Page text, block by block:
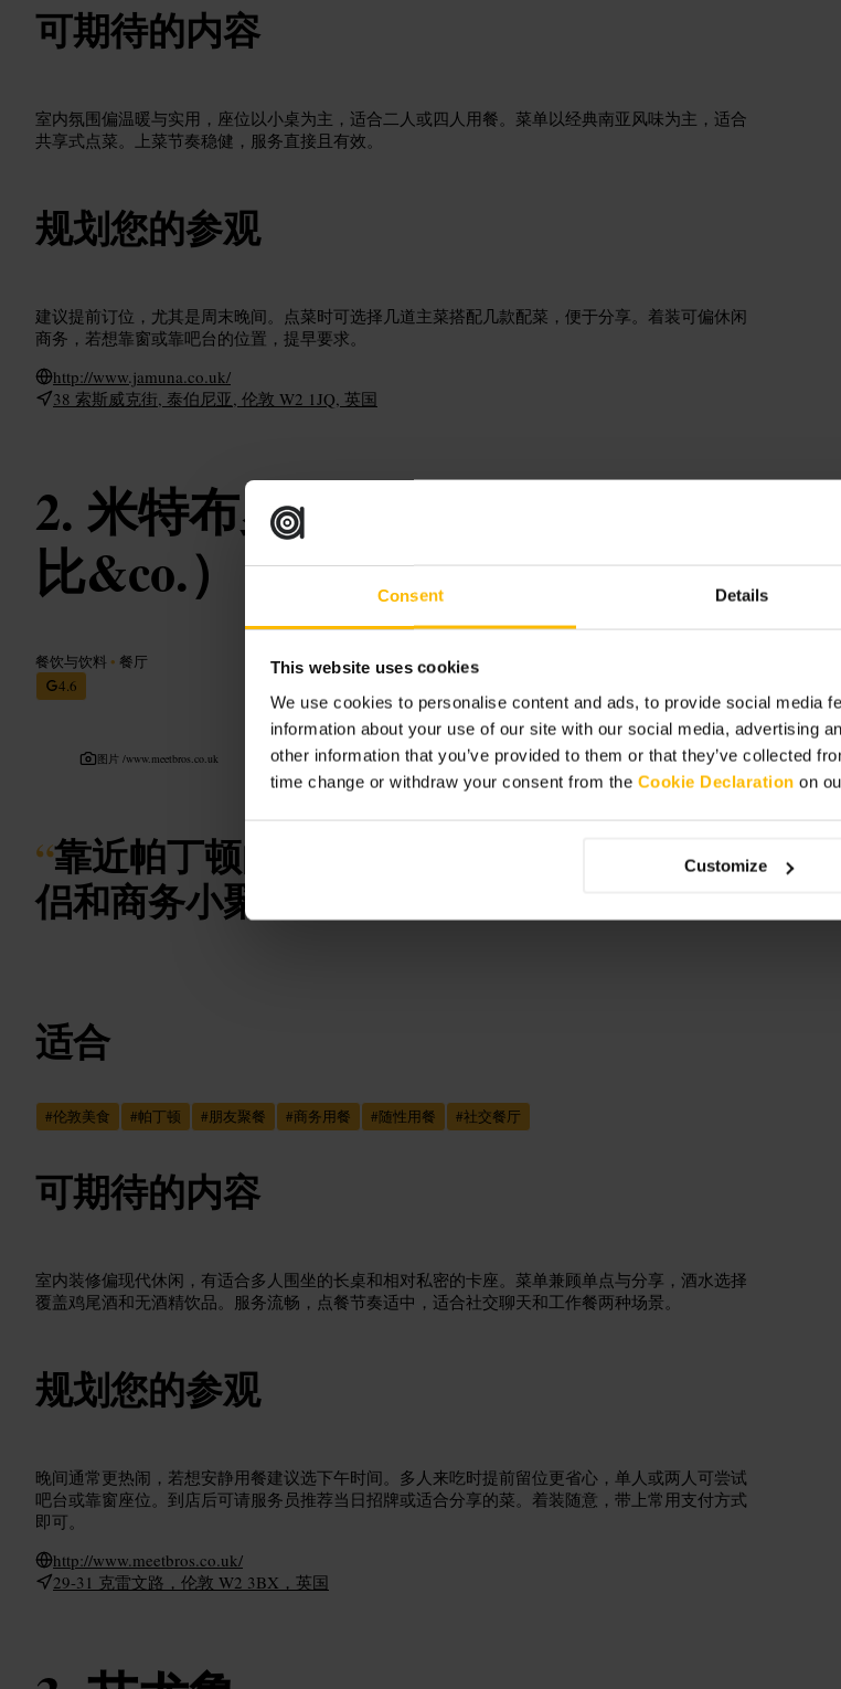
Consent Details
This website uses cookies
We use cookies to personalise content and ads, to provide social media
information about your use of our site with our social media, advertising
other information that you’ve provided to them or that they’ve collected
time change or withdraw your consent from the Cookie Declaration on
Customize
可期待的内容
室内氛围偏温暖与实用，座位以小桌为主，适合二人或四人用餐。菜单以经典南亚风味为主，适合
共享式点菜。上菜节奏稳健，服务直接且有效。
规划您的参观
建议提前订位，尤其是周末晚间。点菜时可选择几道主菜搭配几款配菜，便于分享。着装可偏休闲
商务，若想靠窗或靠吧台的位置，提早要求。
http://www.jamuna.co.uk/
38 索斯威克街, 泰伯尼亚, 伦敦 W2 1JQ, 英国
米特布罗斯（by 梅纳特 x 吉
比&co.）
餐饮与饮料 • 餐厅
4.6
图片 /www.meetbros.co.uk
“靠近帕丁顿的随性聚餐点，适合朋友、情
侣和商务小聚
适合
#伦敦美食 #帕丁顿 #朋友聚餐 #商务用餐 #随性用餐 #社交餐厅
可期待的内容
室内装修偏现代休闲，有适合多人围坐的长桌和相对私密的卡座。菜单兼顾单点与分享，酒水选择
覆盖鸡尾酒和无酒精饮品。服务流畅，点餐节奏适中，适合社交聊天和工作餐两种场景。
规划您的参观
晚间通常更热闹，若想安静用餐建议选下午时间。多人来吃时提前留位更省心，单人或两人可尝试
吧台或靠窗座位。到店后可请服务员推荐当日招牌或适合分享的菜。着装随意，带上常用支付方式
即可。
http://www.meetbros.co.uk/
29-31 克雷文路，伦敦 W2 3BX，英国